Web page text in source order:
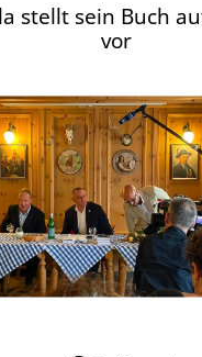
stellt sein Buch
vor